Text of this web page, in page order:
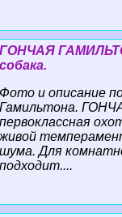
ГОНЧАЯ
собака.
Фото и описание
Гамильтона.
первоклассная
живой
шума. Для
подходит....